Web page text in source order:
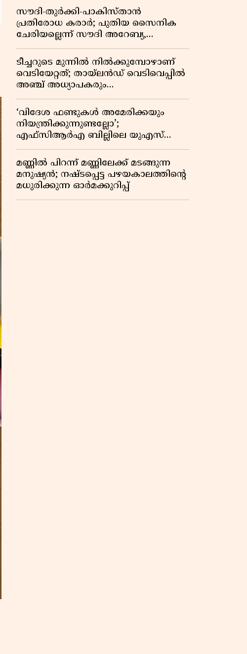
സൗദി-തുർക്കി-പാകിസ്താൻ
പ്രതിരോധ കരാർ; പുതിയ സൈനിക
ചേരിയല്ലെന്ന് സൗദി അറേബ്യ,
വിമർശനവുമായി ഇറാൻ
ടീച്ചറുടെ മുന്നിൽ നിൽക്കുമ്പോഴാണ്
വെടിയേറ്റത്; തായ്‌ലൻഡ് വെടിവെപ്പിൽ
അഞ്ച് അധ്യാപകരും
മുത്തശ്ശീമുത്തശ്ശന്മാരും കൊല്ലപ്പെട്ടു,
മരണസംഖ്യ 7; ഞെട്ടിക്കുന്ന
വെളിപ്പെടുത്തലുകൾ
‘വിദേശ ഫണ്ടുകൾ അമേരിക്കയും
നിയന്ത്രിക്കുന്നുണ്ടല്ലോ’;
എഫ്സിആർഎ ബില്ലിലെ യുഎസ്
വിമർശനങ്ങൾക്ക് മറുപടിയുമായി ഇന്ത്യ
മണ്ണിൽ പിറന്ന് മണ്ണിലേക്ക് മടങ്ങുന്ന
മനുഷ്യൻ; നഷ്ടപ്പെട്ട പഴയകാലത്തിൻ്റെ
മധുരിക്കുന്ന ഓർമക്കുറിപ്പ്